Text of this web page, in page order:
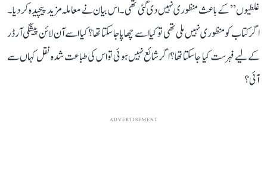
غلطیوں” کے باعث منظوری نہیں دی گئی تھی۔ اس بیان نے معاملہ مزید پیچیدہ کر دیا۔
اگر کتاب کو منظوری نہیں ملی تھی تو کیا اسے چھاپا جا سکتا تھا؟ کیا اسے آن لائن پیشگی آرڈر
کے لیے فہرست کیا جا سکتا تھا؟ اگر شائع نہیں ہوئی تو اس کی طباعت شدہ نقل کہاں سے
آئی؟
ADVERTISEMENT